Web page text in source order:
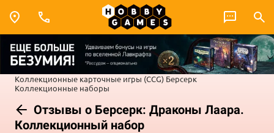
Коллекционные карточные игры (CCG) Берсерк
Коллекционные наборы
Отзывы о Берсерк: Драконы Лаара.
Коллекционный набор